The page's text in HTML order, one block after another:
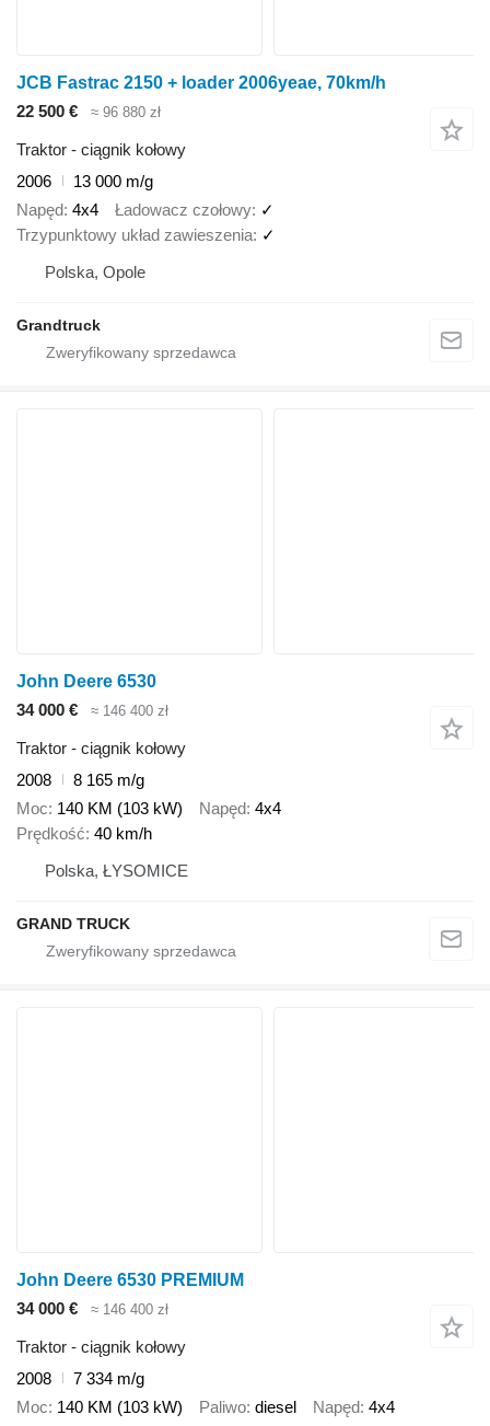
JCB Fastrac 2150 + loader 2006yeae, 70km/h
22 500 €
≈ 96 880 zł
Traktor - ciągnik kołowy
2006
13 000 m/g
Napęd 4x4 Ładowacz czołowy ✓
Trzypunktowy układ zawieszenia ✓
Polska, Opole
Grandtruck
John Deere 6530
34 000 €
≈ 146 400 zł
Traktor - ciągnik kołowy
2008
8 165 m/g
Moc 140 KM (103 kW) Napęd 4x4
Prędkość 40 km/h
Polska, ŁYSOMICE
GRAND TRUCK
John Deere 6530 PREMIUM
34 000 €
≈ 146 400 zł
Traktor - ciągnik kołowy
2008
7 334 m/g
Moc 140 KM (103 kW) Paliwo diesel Napęd 4x4